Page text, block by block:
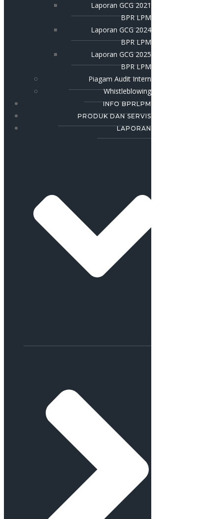
Laporan GCG 2021
BPR LPM
Laporan GCG 2024
BPR LPM
Laporan GCG 2025
BPR LPM
Piagam Audit Intern
Whistleblowing
INFO BPRLPM
PRODUK DAN SERVIS
LAPORAN